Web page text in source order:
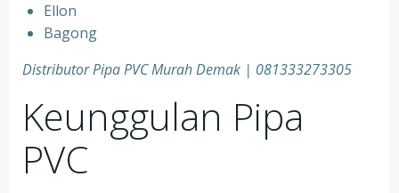
Ellon
Bagong
Distributor Pipa PVC Murah Demak | 081333273305
Keunggulan Pipa
PVC